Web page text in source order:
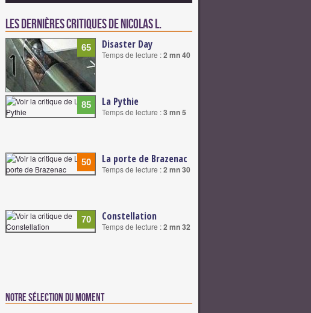
Les dernières critiques de Nicolas L.
65 Disaster Day
Temps de lecture :2 mn 40
85 La Pythie
Temps de lecture :3 mn 5
50 La porte de Brazenac
Temps de lecture :2 mn 30
70 Constellation
Temps de lecture :2 mn 32
Notre sélection du moment